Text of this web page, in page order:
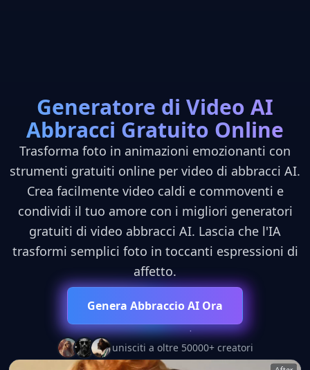
Generatore di Video AI
Abbracci Gratuito Online
Trasforma foto in animazioni emozionanti con
strumenti gratuiti online per video di abbracci AI.
Crea facilmente video caldi e commoventi e
condividi il tuo amore con i migliori generatori
gratuiti di video abbracci AI. Lascia che l'IA
trasformi semplici foto in toccanti espressioni di
affetto.
Genera Abbraccio AI Ora
unisciti a oltre 50000+ creatori
MODELLO DI IA RIVOLUZIONARIO
10x 4K ∞